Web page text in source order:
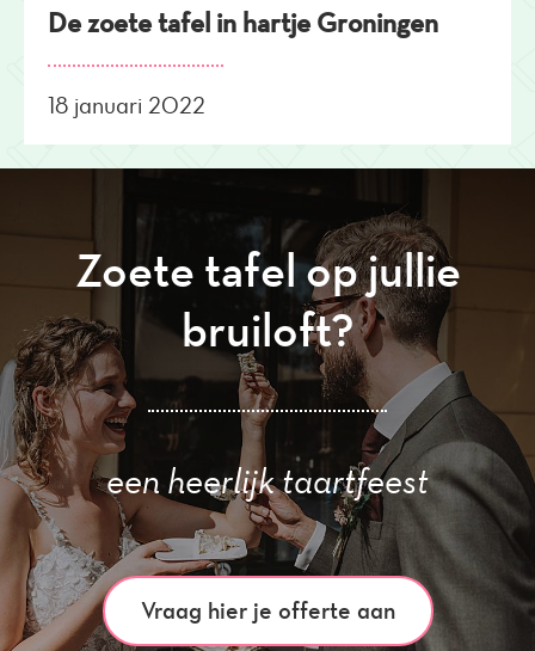
De zoete tafel in hartje Groningen
18 januari 2022
Zoete tafel op jullie
bruiloft?
een heerlijk taartfeest
Vraag hier je offerte aan